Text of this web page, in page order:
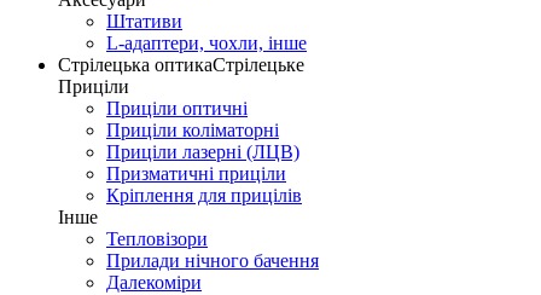
Штативи
L-адаптери, чохли, інше
Стрілецька оптикаСтрілецьке
Приціли
Приціли оптичні
Приціли коліматорні
Приціли лазерні (ЛЦВ)
Призматичні приціли
Кріплення для прицілів
Інше
Тепловізори
Прилади нічного бачення
Далекоміри